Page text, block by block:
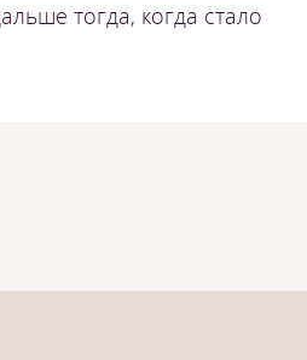
тогда, когда стало